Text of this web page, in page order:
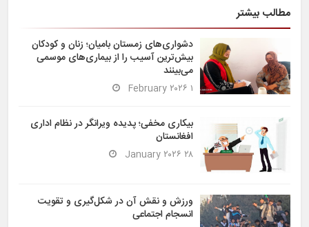
مطالب بیشتر
دشواری‌های زمستان بامیان؛ زنان و کودکان
بیش‌ترین آسیب را از بیماری‌های موسمی
می‌بینند
۱ February ۲۰۲۶
بیکاری مخفی؛ پدیده ویرانگر در نظام اداری
افغانستان
۲۸ January ۲۰۲۶
ورزش و نقش آن در شکل‌گیری و تقویت
انسجام اجتماعی